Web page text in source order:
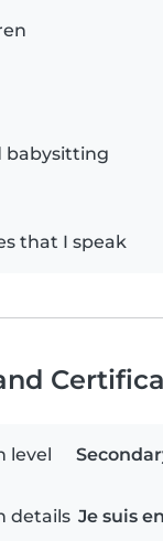
babysitting
that I speak
level
details Je suis